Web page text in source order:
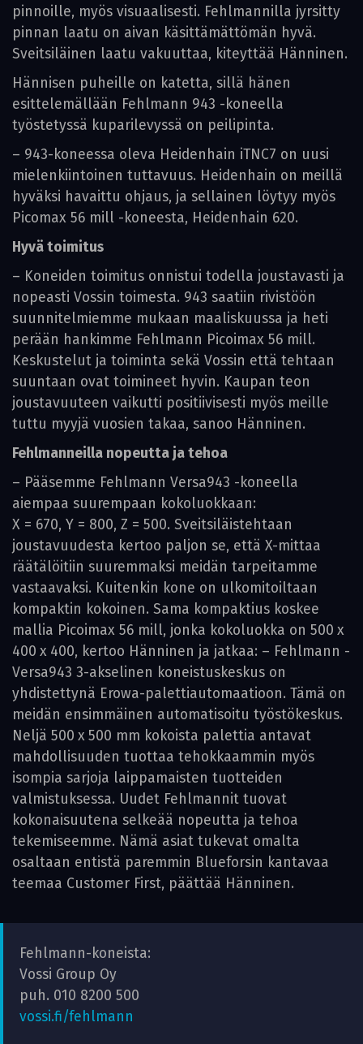
pinnoille, myös visuaalisesti. Fehlmannilla jyrsitty
pinnan laatu on aivan käsittämättömän hyvä.
Sveitsiläinen laatu vakuuttaa, kiteyttää Hänninen.
Hännisen puheille on katetta, sillä hänen
esittelemällään Fehlmann 943 -koneella
työstetyssä kuparilevyssä on peilipinta.
– 943-koneessa oleva Heidenhain iTNC7 on uusi
mielenkiintoinen tuttavuus. Heidenhain on meillä
hyväksi havaittu ohjaus, ja sellainen löytyy myös
Picomax 56 mill -koneesta, Heidenhain 620.
Hyvä toimitus
– Koneiden toimitus onnistui todella joustavasti ja
nopeasti Vossin toimesta. 943 saatiin rivistöön
suunnitelmiemme mukaan maaliskuussa ja heti
perään hankimme Fehlmann Picoimax 56 mill.
Keskustelut ja toiminta sekä Vossin että tehtaan
suuntaan ovat toimineet hyvin. Kaupan teon
joustavuuteen vaikutti positiivisesti myös meille
tuttu myyjä vuosien takaa, sanoo Hänninen.
Fehlmanneilla nopeutta ja tehoa
– Pääsemme Fehlmann Versa943 -koneella
aiempaa suurempaan kokoluokkaan:
X = 670, Y = 800, Z = 500. Sveitsiläistehtaan
joustavuudesta kertoo paljon se, että X-mittaa
räätälöitiin suuremmaksi meidän tarpeitamme
vastaavaksi. Kuitenkin kone on ulkomitoiltaan
kompaktin kokoinen. Sama kompaktius koskee
mallia Picoimax 56 mill, jonka kokoluokka on 500 x
400 x 400, kertoo Hänninen ja jatkaa: – Fehlmann ­
Versa943 3-akselinen koneistuskeskus on
yhdistettynä Erowa-palettiautomaatioon. Tämä on
meidän ensimmäinen automatisoitu työstökeskus.
Neljä 500 x 500 mm kokoista palettia antavat
mahdollisuuden tuottaa tehokkaammin myös
isompia sarjoja laippamaisten tuotteiden
valmistuksessa. ­Uudet Fehlmannit tuovat
kokonaisuutena selkeää nopeutta ja tehoa
tekemiseemme. Nämä asiat tukevat omalta
osaltaan entistä paremmin Blueforsin kantavaa
teemaa ­Customer First, päättää Hänninen.
Fehlmann-koneista:
Vossi Group Oy
puh. 010 8200 500
vossi.fi/fehlmann